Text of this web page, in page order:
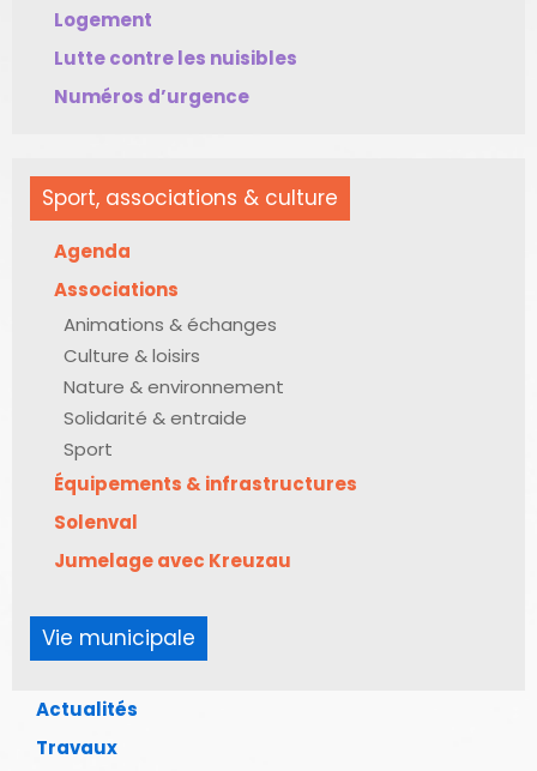
Logement
Lutte contre les nuisibles
Numéros d’urgence
Sport, associations & culture
Agenda
Associations
Animations & échanges
Culture & loisirs
Nature & environnement
Solidarité & entraide
Sport
Équipements & infrastructures
Solenval
Jumelage avec Kreuzau
Vie municipale
Actualités
Travaux